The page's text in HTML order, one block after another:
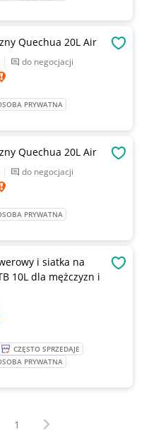
Quechua 20L Air
do negocjacji
PRYWATNA
Quechua 20L Air
do negocjacji
PRYWATNA
i siatka na
10L dla mężczyzn i
CZĘSTO SPRZEDAJE
PRYWATNA
1 Następna strona